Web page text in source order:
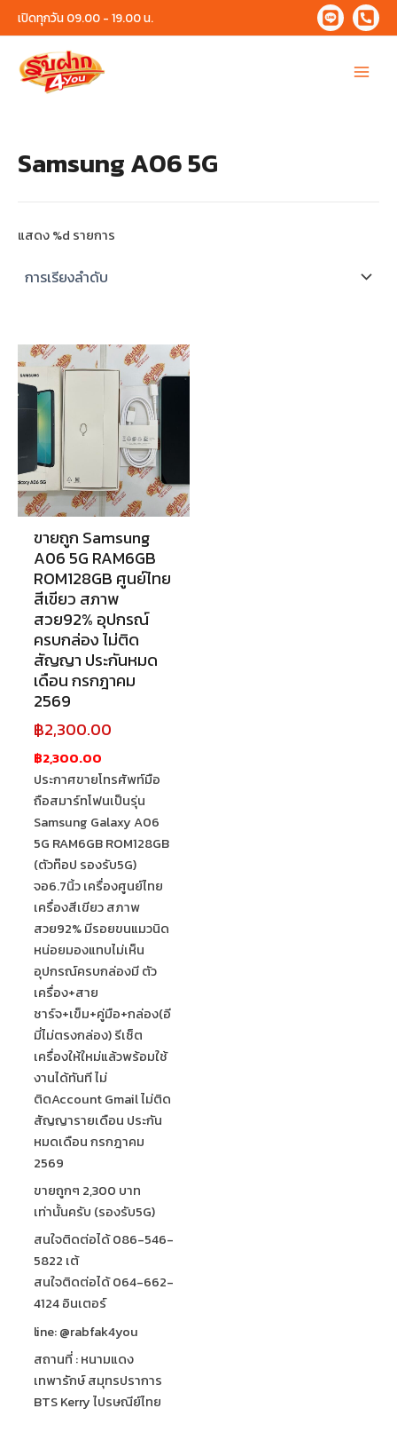
Skip
to
content
เปิดทุกวัน 09.00 - 19.00 น.
Main
Samsung A06 5G
แสดง %d รายการ
ขายถูก Samsung
A06 5G RAM6GB
ROM128GB ศูนย์ไทย
สีเขียว สภาพ
สวย92% อุปกรณ์
ครบกล่อง ไม่ติด
สัญญา ประกันหมด
เดือน กรกฎาคม
2569
฿2,300.00
฿2,300.00
ประกาศขายโทรศัพท์มือ
ถือสมาร์ทโฟนเป็นรุ่น
Samsung Galaxy A06
5G RAM6GB ROM128GB
(ตัวท๊อป รองรับ5G)
จอ6.7นิ้ว เครื่องศูนย์ไทย
เครื่องสีเขียว สภาพ
สวย92% มีรอยขนแมวนิด
หน่อยมองแทบไม่เห็น
อุปกรณ์ครบกล่องมี ตัว
เครื่อง+สาย
ชาร์จ+เข็ม+คู่มือ+กล่อง(อี
มี่ไม่ตรงกล่อง) รีเซ็ต
เครื่องให้ใหม่แล้วพร้อมใช้
งานได้ทันที ไม่
ติดAccount Gmail ไม่ติด
สัญญารายเดือน ประกัน
หมดเดือน กรกฎาคม
2569
ขายถูกๆ 2,300 บาท
เท่านั้นครับ (รองรับ5G)
สนใจติดต่อได้ 086-546-
5822 เต้
สนใจติดต่อได้ 064-662-
4124 อินเตอร์
line: @rabfak4you
สถานที่ : หนามแดง
เทพารักษ์ สมุทรปราการ
BTS Kerry ไปรษณีย์ไทย